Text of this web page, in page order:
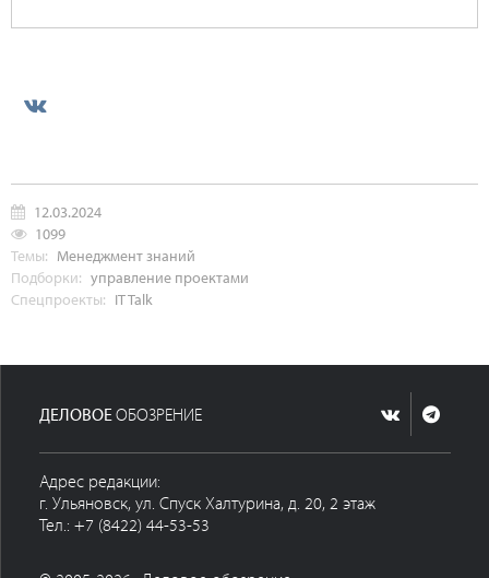
12.03.2024
1099
Темы: Менеджмент знаний
Подборки: управление проектами
Спецпроекты: IT Talk
ДЕЛОВОЕОБОЗРЕНИЕ
Адрес редакции:
г. Ульяновск, ул. Спуск Халтурина, д. 20, 2 этаж
Тел.: +7 (8422) 44-53-53